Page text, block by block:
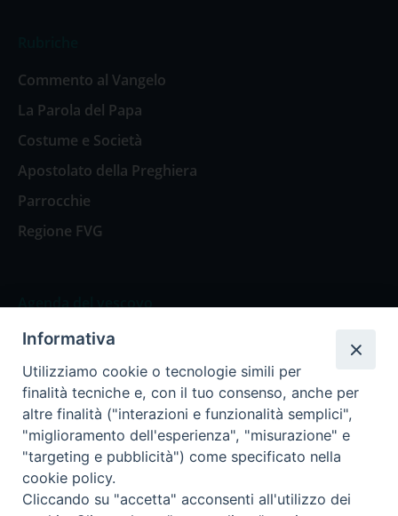
Commento al Vangelo
La Parola del Papa
Costume e Società
Apostolato della Preghiera
Parrocchie
Regione FVG
Agenda del vescovo
Agenda del vescovo
Privacy Policy Trasparenza
Termini e Condizioni
Informativa
Utilizziamo cookie o tecnologie simili per
finalità tecniche e, con il tuo consenso, anche per
altre finalità ("interazioni e funzionalità semplici",
"miglioramento dell'esperienza", "misurazione" e
"targeting e pubblicità") come specificato nella
cookie policy.
Cliccando su "accetta" acconsenti all'utilizzo dei